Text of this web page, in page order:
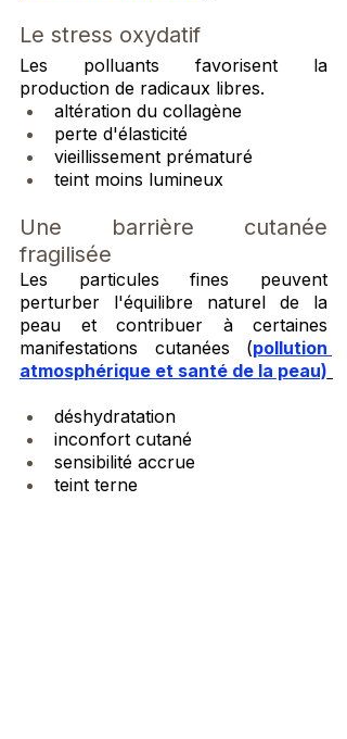
Le stress oxydatif
Les polluants favorisent la
production de radicaux libres.
altération du collagène
perte d'élasticité
vieillissement prématuré
teint moins lumineux
Une barrière cutanée
fragilisée
Les particules fines peuvent
perturber l'équilibre naturel de la
peau et contribuer à certaines
manifestations cutanées (pollution
atmosphérique et santé de la peau)
déshydratation
inconfort cutané
sensibilité accrue
teint terne